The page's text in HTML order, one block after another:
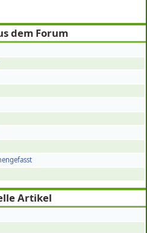
dem Forum
Artikel